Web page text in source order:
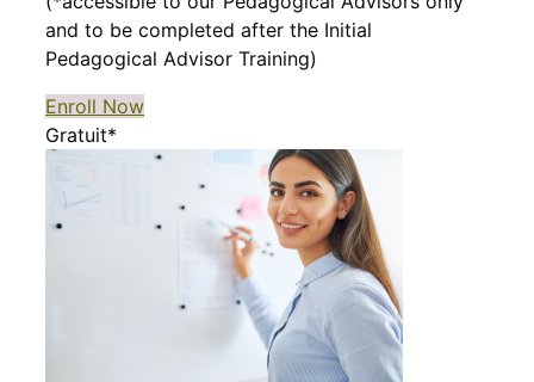
and to be completed after the Initial
Pedagogical Advisor Training)
Enroll Now
Gratuit*